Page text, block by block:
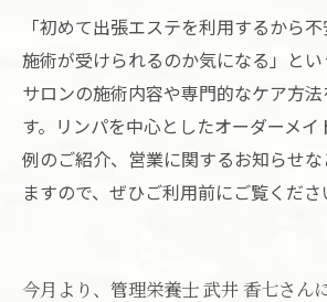
「初めて出張エステを利用するから
施術が受けられるのか気になる」と
サロンの施術内容や専門的なケア方
す。リンパを中心としたオーダーメ
例のご紹介、営業に関するお知らせ
ますので、ぜひご利用前にご覧くださ
今月より、管理栄養士 武井 香七さん